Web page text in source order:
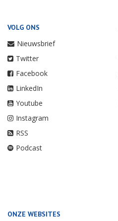
VOLG ONS
Nieuwsbrief
Twitter
Facebook
LinkedIn
Youtube
Instagram
RSS
Podcast
ONZE WEBSITES